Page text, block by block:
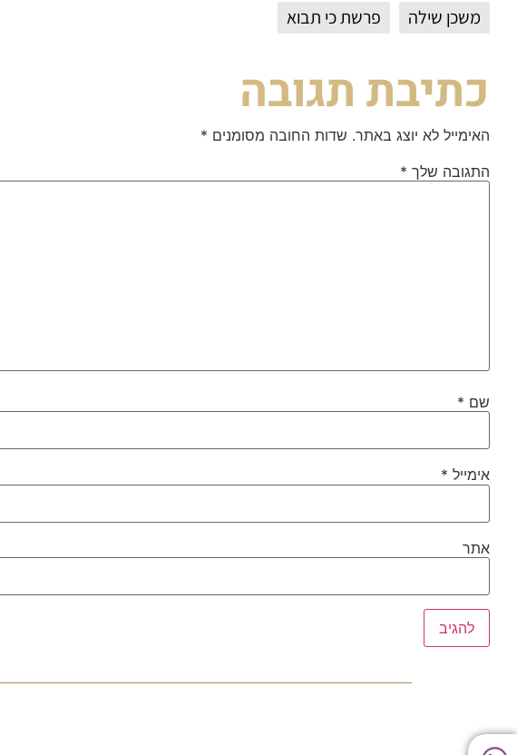
משכן שילה פרשת כי תבוא
כתיבת תגובה
האימייל לא יוצג באתר. שדות החובה מסומנים *
התגובה שלך *
שם *
אימייל *
אתר